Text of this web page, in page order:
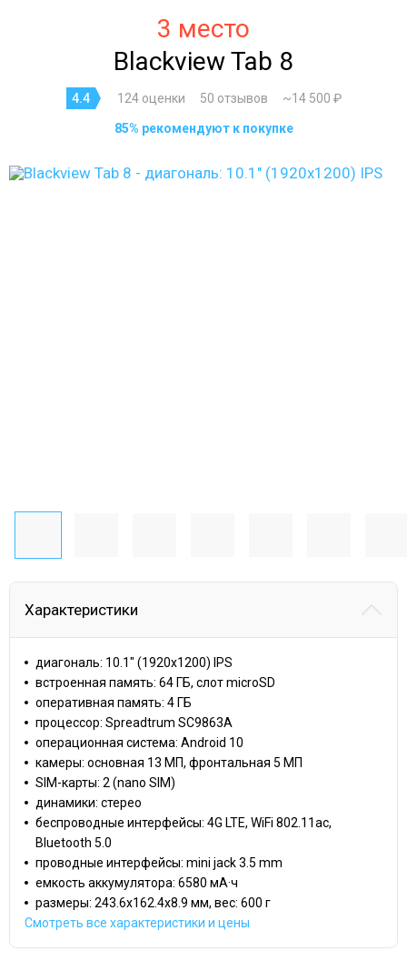
3 место
Blackview Tab 8
4.4 124 оценки 50 отзывов ~14 500 ₽
85% рекомендуют к покупке
Характеристики
диагональ: 10.1" (1920x1200) IPS
встроенная память: 64 ГБ, слот microSD
оперативная память: 4 ГБ
процессор: Spreadtrum SC9863A
операционная система: Android 10
камеры: основная 13 МП, фронтальная 5 МП
SIM-карты: 2 (nano SIM)
динамики: стерео
беспроводные интерфейсы: 4G LTE, WiFi 802.11ac,
Bluetooth 5.0
проводные интерфейсы: mini jack 3.5 mm
емкость аккумулятора: 6580 мА·ч
размеры: 243.6x162.4x8.9 мм, вес: 600 г
Смотреть все характеристики и цены